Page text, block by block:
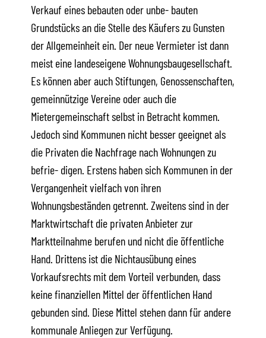
Verkauf eines bebauten oder unbe- bauten
Grundstücks an die Stelle des Käufers zu Gunsten
der Allgemeinheit ein. Der neue Vermieter ist dann
meist eine landeseigene Wohnungsbaugesellschaft.
Es können aber auch Stiftungen, Genossenschaften,
gemeinnützige Vereine oder auch die
Mietergemeinschaft selbst in Betracht kommen.
Jedoch sind Kommunen nicht besser geeignet als
die Privaten die Nachfrage nach Wohnungen zu
befrie- digen. Erstens haben sich Kommunen in der
Vergangenheit vielfach von ihren
Wohnungsbeständen getrennt. Zweitens sind in der
Marktwirtschaft die privaten Anbieter zur
Marktteilnahme berufen und nicht die öffentliche
Hand. Drittens ist die Nichtausübung eines
Vorkaufsrechts mit dem Vorteil verbunden, dass
keine finanziellen Mittel der öffentlichen Hand
gebunden sind. Diese Mittel stehen dann für andere
kommunale Anliegen zur Verfügung.